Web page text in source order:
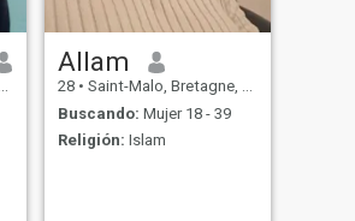
Allam
28 • Saint-Malo, Bretagne, Francia
Buscando: Mujer 18 - 39
Religión: Islam